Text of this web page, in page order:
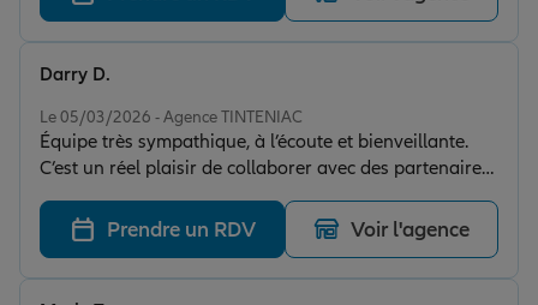
Le 05/03/2026 - Agence TINTENIAC
Équipe très sympathique, à l’écoute et bienveillante.
C’est un réel plaisir de collaborer avec des partenaires
comme vous. On aimerait en rencontrer plus souvent !
Merci à toute l’équipe.
Darry D.
Prendre un RDV Voir l'agence